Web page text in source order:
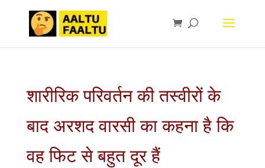
शारीरिक परिवर्तन की तस्वीरों के
बाद अरशद वारसी का कहना है कि
वह फिट से बहुत दूर हैं